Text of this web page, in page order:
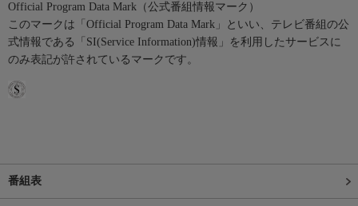
Official Program Data Mark（公式番組情報マーク）
このマークは「Official Program Data Mark」といい、テレビ番組の公
式情報である「SI(Service Information)情報」を利用したサービスに
のみ表記が許されているマークです。
番組表